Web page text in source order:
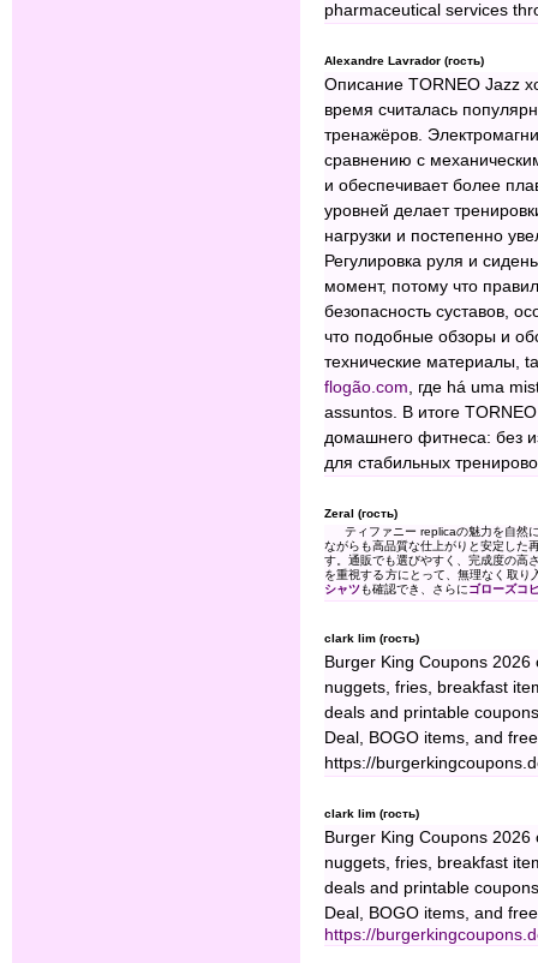
pharmaceutical services
Alexandre Lavrador (гость)
Описание TORNEO Jazz
время считалась
тренажёров.
сравнению с
и обеспечивает более
уровней делает
нагрузки и постепенно
Регулировка руля и
момент, потому что
безопасность суставов,
что подобные обзоры и
технические материалы,
flogão.com, где há uma
assuntos. В итоге
домашнего фитнеса: без
для стабильных
Zeral (гость)
ティファニー replicaの魅力を自然
ながらも高品質な仕上がりと安定した
す。通販でも選びやすく、完成度の高
を重視する方にとって、無理なく取り
シャツも確認でき、さらにゴローズコ
clark lim (гость)
Burger King Coupons
nuggets, fries, breakfast
deals and printable
Deal, BOGO items, and
https://
clark lim (гость)
Burger King Coupons
nuggets, fries, breakfast
deals and printable
Deal, BOGO items, and
https://